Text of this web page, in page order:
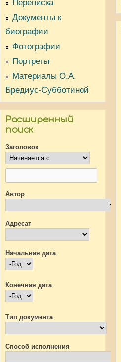
Документы к
биографии
Фотографии
Портреты
Материалы О.А.
Бредиус-Субботиной
Расширенный
поиск
Заголовок
Автор
Адресат
Начальная дата
Начальная дата
Год
Конечная дата
Конечная дата
Год
Тип документа
Способ исполнения